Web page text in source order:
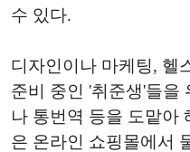
수 있다.
디자인이나 마케팅, 헬
준비 중인 '취준생'들을
나 통번역 등을 도맡아
은 온라인 쇼핑몰에서